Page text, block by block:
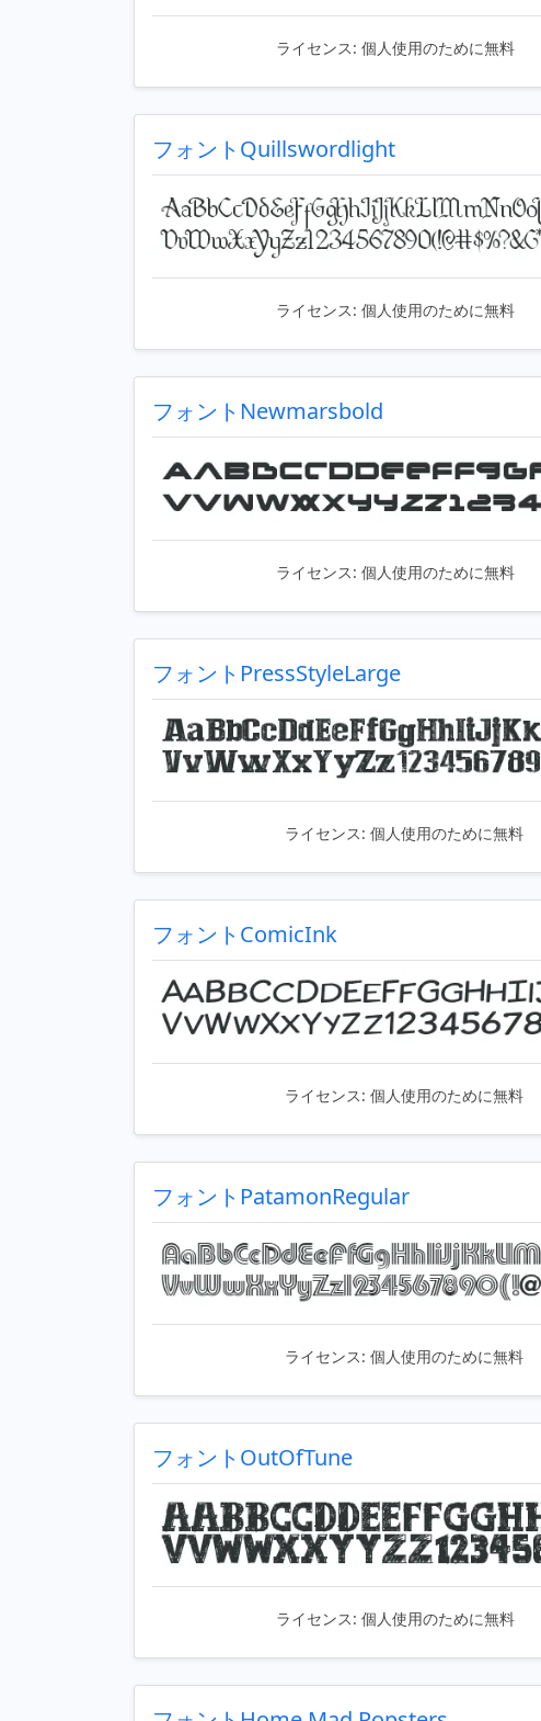
ライセンス: 個人使用のために無料
フォントQuillswordlight
ライセンス: 個人使用のために無料
フォントNewmarsbold
ライセンス: 個人使用のために無料
フォントPressStyleLarge
ライセンス: 個人使用のために無料
フォントComicInk
ライセンス: 個人使用のために無料
フォントPatamonRegular
ライセンス: 個人使用のために無料
フォントOutOfTune
ライセンス: 個人使用のために無料